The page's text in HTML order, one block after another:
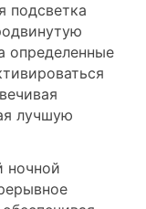
подсветка
определенные
лучшую
ночной